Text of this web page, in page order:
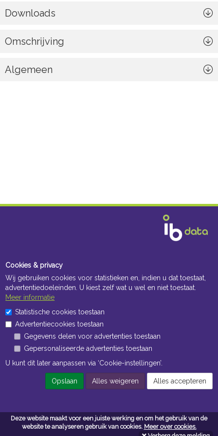
Deze website maakt voor een juiste werking en om het gebruik van de
website te analyseren gebruik van cookies. Meer over cookies.
Downloads
Omschrijving
Algemeen
Openingstijden Kantoor
ma t/m vr 8:30 uur tot 17:00 uur
Openingstijden Magazijn
ma t/m vr 7:00 uur tot 16:30 uur
Algemene voorwaarden
Cookies & privacy
Wij gebruiken cookies voor statistieken en, indien u dat toestaat,
advertentiedoeleinden. U kiest zelf wat u wel en niet toestaat.
Meer informatie
Statistische cookies toestaan
Advertentiecookies toestaan
Gegevens delen voor advertenties toestaan
Gepersonaliseerde advertenties toestaan
U kunt dit later aanpassen via ‘Cookie-instellingen’.
Opslaan Alles weigeren Alles accepteren